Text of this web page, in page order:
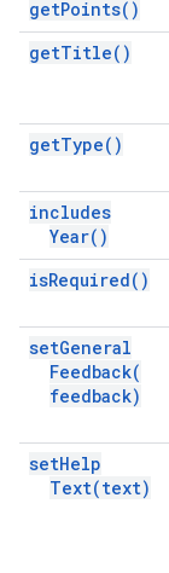
getPoints( )
getTitle( )
getType( )
includes
Year( )
isRequired( )
setGeneral
Feedback(
feedback)
setHelp
Text(text)